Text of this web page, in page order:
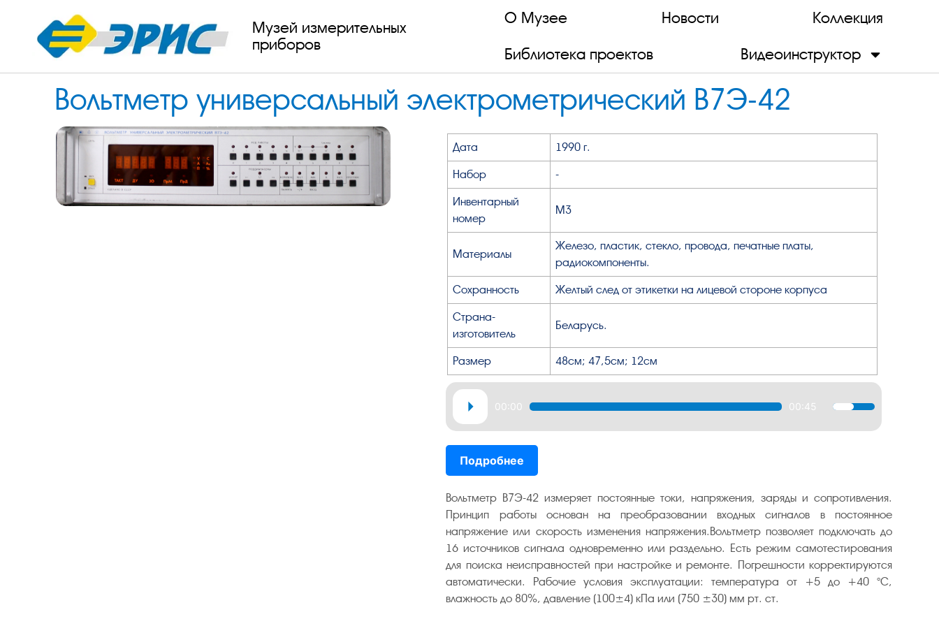
Музей измерительных
приборов
О Музее Новости Коллекция
Библиотека проектов Видеоинструктор
Вольтметр универсальный электрометрический В7Э-42
Дата 1990 г.
Набор -
Инвентарный
номер
М3
Материалы
Железо, пластик, стекло, провода, печатные платы,
радиокомпоненты.
Сохранность Желтый след от этикетки на лицевой стороне корпуса
Страна-
изготовитель
Беларусь.
Размер 48см; 47,5см; 12см
Аудиоплеер
00:00 00:45
Используйте
клавиши
увеличить
или
уменьшить
громкость.
Подробнее
Вольтметр В7Э-42 измеряет постоянные токи, напряжения, заряды и сопротивления.
Принцип работы основан на преобразовании входных сигналов в постоянное
напряжение или скорость изменения напряжения.Вольтметр позволяет подключать до
16 источников сигнала одновременно или раздельно. Есть режим самотестирования
для поиска неисправностей при настройке и ремонте. Погрешности корректируются
автоматически. Рабочие условия эксплуатации: температура от +5 до +40 °С,
влажность до 80%, давление (100±4) кПа или (750 ±30) мм рт. ст.